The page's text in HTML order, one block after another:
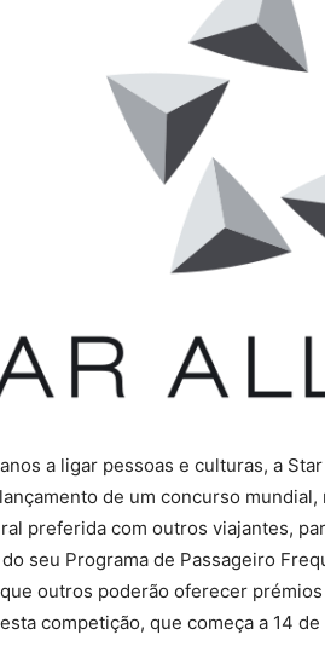
a ligar pessoas e culturas, a
de um concurso
preferida com outros viajantes,
seu Programa de Passageiro
outros poderão oferecer
competição, que começa a 14